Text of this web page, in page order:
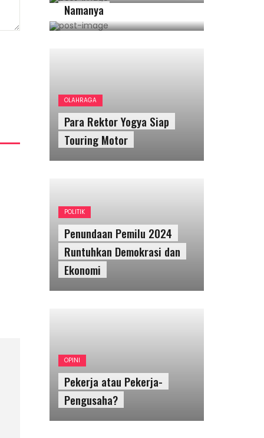
Namanya
OLAHRAGA
Para Rektor Yogya Siap
Touring Motor
POLITIK
Penundaan Pemilu 2024
Runtuhkan Demokrasi dan
Ekonomi
OPINI
Pekerja atau Pekerja-
Pengusaha?